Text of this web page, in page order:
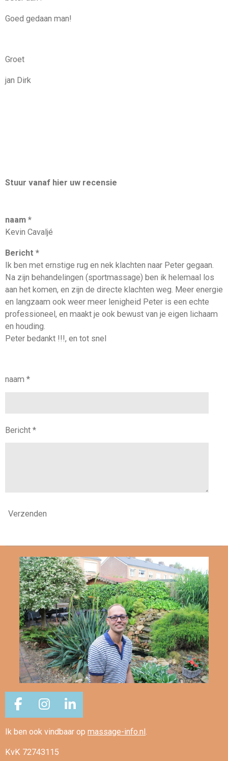
Goed gedaan man!
Groet
jan Dirk
Stuur vanaf hier uw recensie
naam *
Kevin Cavaljé
Bericht *
Ik ben met ernstige rug en nek klachten naar Peter gegaan.
Na zijn behandelingen (sportmassage) ben ik helemaal los
aan het komen, en zijn de directe klachten weg. Meer energie
en langzaam ook weer meer lenigheid Peter is een echte
professioneel, en maakt je ook bewust van je eigen lichaam
en houding.
Peter bedankt !!!, en tot snel
naam *
Bericht *
Verzenden
F
c
e
I
s
t
L
n
Ik ben ook vindbaar op massage-info.nl.
KvK 72743115